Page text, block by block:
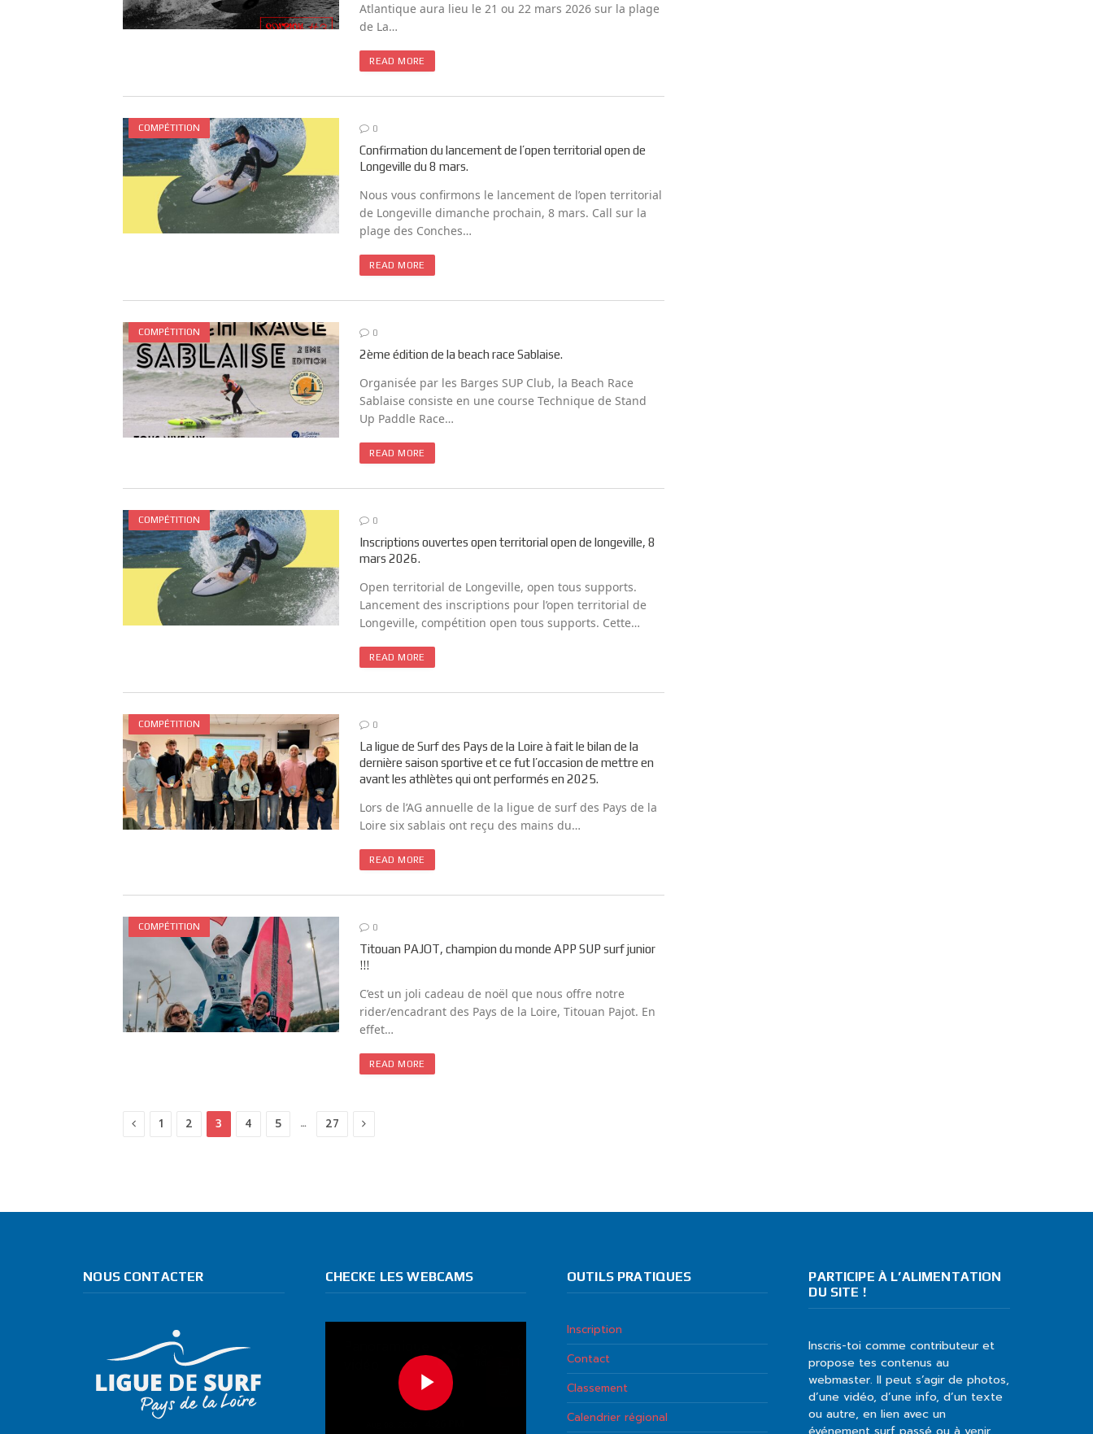
Atlantique aura lieu le 21 ou 22 mars 2026 sur la plage
de La…
READ MORE
COMPÉTITION 0
Confirmation du lancement de l’open territorial open de
Longeville du 8 mars.
Nous vous confirmons le lancement de l’open territorial
de Longeville dimanche prochain, 8 mars. Call sur la
plage des Conches…
READ MORE
COMPÉTITION 0
2ème édition de la beach race Sablaise.
Organisée par les Barges SUP Club, la Beach Race
Sablaise consiste en une course Technique de Stand
Up Paddle Race…
READ MORE
COMPÉTITION 0
Inscriptions ouvertes open territorial open de longeville, 8
mars 2026.
Open territorial de Longeville, open tous supports.
Lancement des inscriptions pour l’open territorial de
Longeville, compétition open tous supports. Cette…
READ MORE
COMPÉTITION 0
La ligue de Surf des Pays de la Loire à fait le bilan de la
dernière saison sportive et ce fut l’occasion de mettre en
avant les athlètes qui ont performés en 2025.
Lors de l’AG annuelle de la ligue de surf des Pays de la
Loire six sablais ont reçu des mains du…
READ MORE
COMPÉTITION 0
Titouan PAJOT, champion du monde APP SUP surf junior
!!!
C’est un joli cadeau de noël que nous offre notre
rider/encadrant des Pays de la Loire, Titouan Pajot. En
effet…
READ MORE
Previous
1 2 3 4 5 … 27 Next
NOUS CONTACTER CHECKE LES WEBCAMS OUTILS PRATIQUES
Inscription
Contact
Classement
Calendrier régional
PARTICIPE À L’ALIMENTATION
DU SITE !
Inscris-toi comme contributeur et
propose tes contenus au
webmaster. Il peut s’agir de photos,
d’une vidéo, d’une info, d’un texte
ou autre, en lien avec un